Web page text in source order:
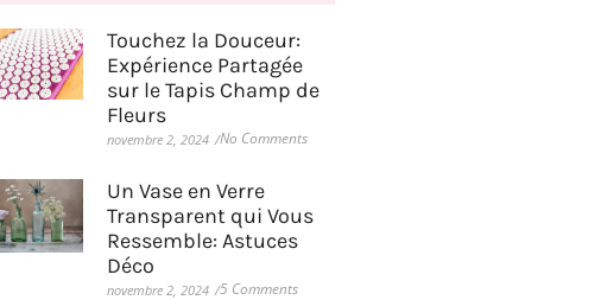
Touchez la Douceur:
Expérience Partagée
sur le Tapis Champ de
Fleurs
novembre 2, 2024 /No Comments
Un Vase en Verre
Transparent qui Vous
Ressemble: Astuces
Déco
novembre 2, 2024 /5 Comments